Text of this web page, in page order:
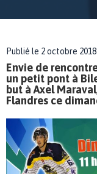
Publié le 2 octobre 2018
Envie de
un petit pont à
but à Axel
Flandres ce